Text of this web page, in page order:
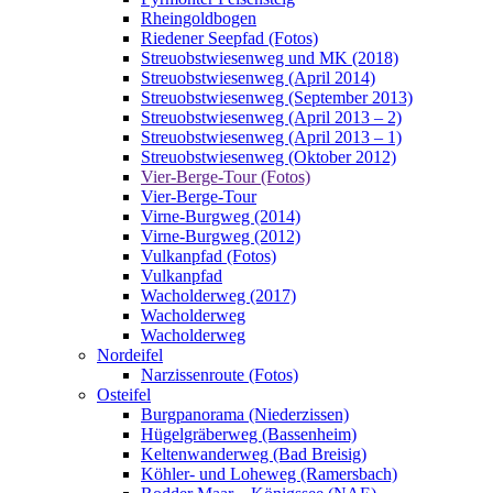
Rheingoldbogen
Riedener Seepfad (Fotos)
Streuobstwiesenweg und MK (2018)
Streuobstwiesenweg (April 2014)
Streuobstwiesenweg (September 2013)
Streuobstwiesenweg (April 2013 – 2)
Streuobstwiesenweg (April 2013 – 1)
Streuobstwiesenweg (Oktober 2012)
Vier-Berge-Tour (Fotos)
Vier-Berge-Tour
Virne-Burgweg (2014)
Virne-Burgweg (2012)
Vulkanpfad (Fotos)
Vulkanpfad
Wacholderweg (2017)
Wacholderweg
Wacholderweg
Nordeifel
Narzissenroute (Fotos)
Osteifel
Burgpanorama (Niederzissen)
Hügelgräberweg (Bassenheim)
Keltenwanderweg (Bad Breisig)
Köhler- und Loheweg (Ramersbach)